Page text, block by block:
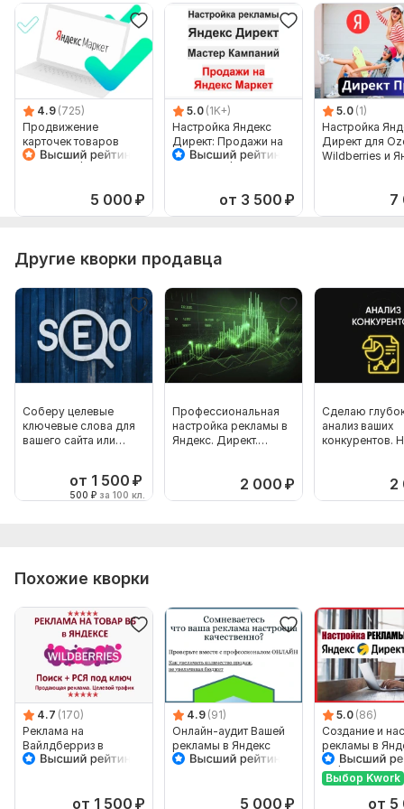
ваши главные преимущества перед конкурентами.
Фриланс услуга включает:
Рекомендации по объявлениям
Срок выполнения:2 дня
Тип: Аудит и оптимизация
4.9 (725)
Продвижение
карточек товаров
Яндекс Маркет в
5 000 ₽
5.0 (1K+)
Настройка Яндекс
Директ: Продажи на
Яндекс Маркет
от 3 500 ₽
5.0 (1)
Настройка
Директ для
Wildberries и
7
Другие кворки продавца
Соберу целевые
ключевые слова для
вашего сайта или
от 1 500 ₽
500 ₽ за 100 кл.
Профессиональная
настройка рекламы в
Яндекс. Директ.
2 000 ₽
Сделаю
анализ ваших
конкурентов.
2
Похожие кворки
4.7 (170)
Реклама на
Вайлдберриз в
Яндексе Поиск + РСЯ.
от 1 500 ₽
4.9 (91)
Онлайн-аудит Вашей
рекламы в Яндекс
5 000 ₽
5.0 (86)
Создание и
рекламы в
Директ. Поиск
Ретаргет
Выбор Kwork
от 5